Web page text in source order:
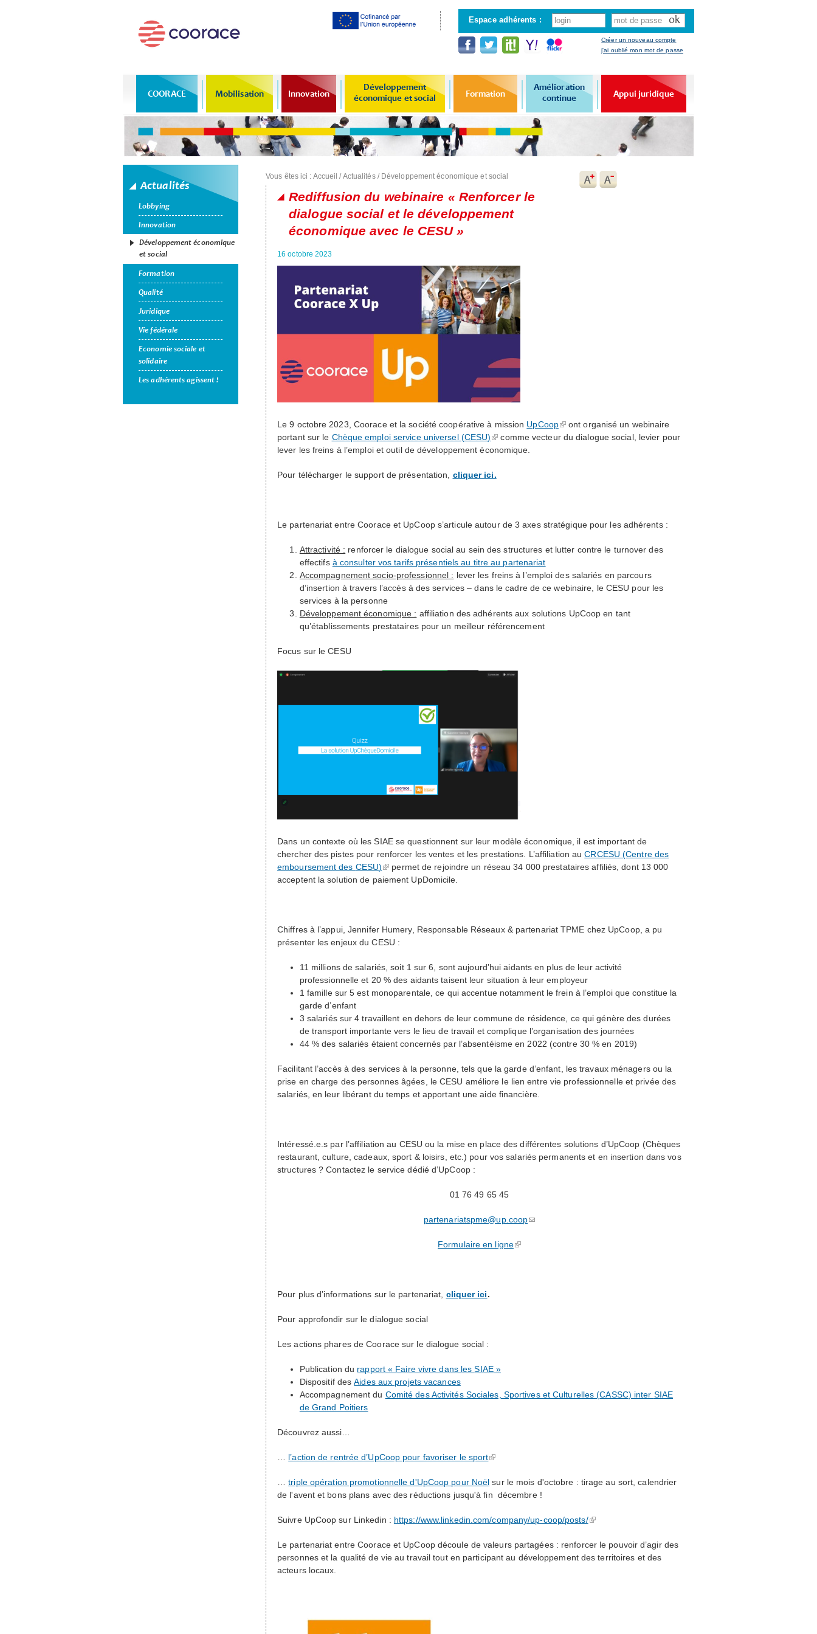
contenu
principal
Espace adhérents :
Créer un nouveau compte
j'ai oublié mon mot de passe
COORACE Mobilisation Innovation
Développement
économique et social
Formation
Amélioration
continue
Appui juridique
Actualités
Lobbying
Innovation
Développement économique
et social
Formation
Qualité
Juridique
Vie fédérale
Economie sociale et
solidaire
Les adhérents agissent !
Vous êtes ici : Accueil /Actualités/ Développement économique et social
Rediffusion du webinaire « Renforcer le
dialogue social et le développement
économique avec le CESU »
16 octobre 2023
Le 9 octobre 2023, Coorace et la société coopérative à mission UpCoop
ont organisé un webinaire
portant sur le Chèque emploi service universel (CESU)
comme vecteur du dialogue social, levier pour
lever les freins à l’emploi et outil de développement économique.
Pour télécharger le support de présentation, cliquer ici.
Le partenariat entre Coorace et UpCoop s’articule autour de 3 axes stratégique pour les adhérents :
Attractivité : renforcer le dialogue social au sein des structures et lutter contre le turnover des
effectifs à consulter vos tarifs présentiels au titre au partenariat
Accompagnement socio-professionnel : lever les freins à l’emploi des salariés en parcours
d’insertion à travers l’accès à des services – dans le cadre de ce webinaire, le CESU pour les
services à la personne
Développement économique : affiliation des adhérents aux solutions UpCoop en tant
qu’établissements prestataires pour un meilleur référencement
Focus sur leCESU
Dans un contexte où lesSIAEse questionnent sur leur modèle économique, il est important de
chercher des pistes pour renforcer les ventes et les prestations. L’affiliation auCRCESU (Centre des
emboursement des CESU)
permet de rejoindre un réseau 34 000 prestataires affiliés, dont 13 000
acceptent la solution de paiement UpDomicile.
Chiffres à l’appui, Jennifer Humery, Responsable Réseaux &partenariatTPME chez UpCoop, a pu
présenter les enjeux duCESU :
11 millions de salariés, soit 1 sur 6, sont aujourd’hui aidants en plus de leur activité
professionnelle et 20 % des aidants taisent leur situation à leur employeur
1 famille sur 5 est monoparentale, ce qui accentue notamment le frein à l’emploi que constitue la
garde d’enfant
3 salariés sur 4 travaillent en dehors de leur commune de résidence, ce qui génère des durées
de transport importante vers le lieu de travail et complique l’organisation des journées
44 % des salariés étaient concernés par l’absentéisme en 2022 (contre 30 % en 2019)
Facilitant l’accès à des services à la personne, tels que la garde d’enfant, les travaux ménagers ou la
prise en charge des personnes âgées, leCESU améliore le lien entre vie professionnelle et privée des
salariés, en leur libérant du temps et apportant une aide financière.
Intéressé.e.s par l’affiliation au CESU ou la mise en place des différentes solutions d’UpCoop (Chèques
restaurant, culture, cadeaux, sport &loisirs, etc.) pour vos salariés permanents et en insertion dans vos
structures ? Contactez le service dédié d’UpCoop :
01 76 49 65 45
partenariatspme@up.coop
Formulaire en ligne
Pour plus d’informations sur le partenariat, cliquer ici.
Pour approfondir sur le dialogue social
Les actions phares de Coorace sur le dialogue social :
Publication du rapport « Faire vivre dans lesSIAE»
Dispositif desAides aux projets vacances
Accompagnement du Comité des Activités Sociales, Sportives et Culturelles (CASSC) inter SIAE
de Grand Poitiers
Découvrez aussi…
l’action de rentrée d’UpCoop pour favoriser le sport
triple opération promotionnelle d'UpCoop pour Noël sur le mois d'octobre : tirage au sort, calendrier
de l'avent et bons plans avec des réductions jusqu'à fin décembre !
Suivre UpCoop sur Linkedin : https://www.linkedin.com/company/up-coop/posts/
Le partenariat entre Coorace et UpCoop découle de valeurs partagées : renforcer le pouvoir d’agir des
personnes et la qualité de vie au travail tout en participant au développement des territoires et des
acteurs locaux.